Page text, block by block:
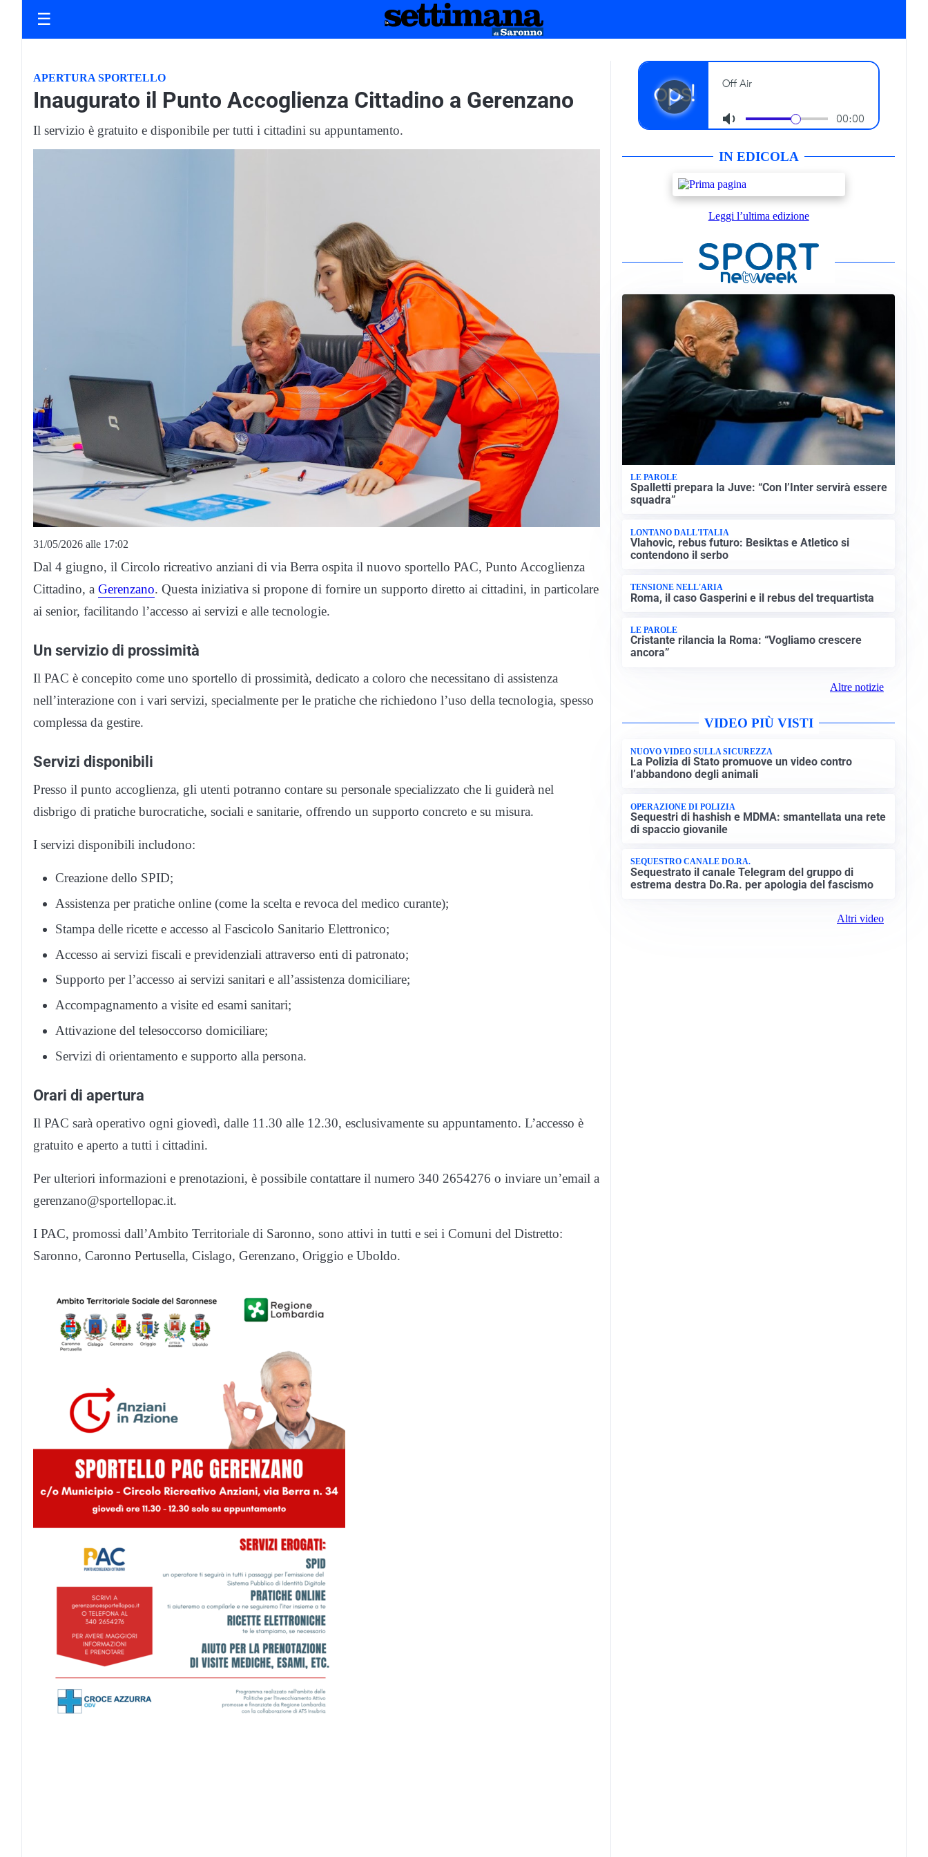
☰
APERTURA SPORTELLO
Inaugurato il Punto Accoglienza Cittadino a Gerenzano
Il servizio è gratuito e disponibile per tutti i cittadini su appuntamento.
31/05/2026 alle 17:02
Dal 4 giugno, il Circolo ricreativo anziani di via Berra ospita il nuovo sportello PAC, Punto Accoglienza
Cittadino, a Gerenzano. Questa iniziativa si propone di fornire un supporto diretto ai cittadini, in particolare
ai senior, facilitando l’accesso ai servizi e alle tecnologie.
Un servizio di prossimità
Il PAC è concepito come uno sportello di prossimità, dedicato a coloro che necessitano di assistenza
nell’interazione con i vari servizi, specialmente per le pratiche che richiedono l’uso della tecnologia, spesso
complessa da gestire.
Servizi disponibili
Presso il punto accoglienza, gli utenti potranno contare su personale specializzato che li guiderà nel
disbrigo di pratiche burocratiche, sociali e sanitarie, offrendo un supporto concreto e su misura.
I servizi disponibili includono:
Creazione dello SPID;
Assistenza per pratiche online (come la scelta e revoca del medico curante);
Stampa delle ricette e accesso al Fascicolo Sanitario Elettronico;
Accesso ai servizi fiscali e previdenziali attraverso enti di patronato;
Supporto per l’accesso ai servizi sanitari e all’assistenza domiciliare;
Accompagnamento a visite ed esami sanitari;
Attivazione del telesoccorso domiciliare;
Servizi di orientamento e supporto alla persona.
Orari di apertura
Il PAC sarà operativo ogni giovedì, dalle 11.30 alle 12.30, esclusivamente su appuntamento. L’accesso è
gratuito e aperto a tutti i cittadini.
Per ulteriori informazioni e prenotazioni, è possibile contattare il numero 340 2654276 o inviare un’email a
gerenzano@sportellopac.it.
I PAC, promossi dall’Ambito Territoriale di Saronno, sono attivi in tutti e sei i Comuni del Distretto:
Saronno, Caronno Pertusella, Cislago, Gerenzano, Origgio e Uboldo.
IN EDICOLA
Leggi l’ultima edizione
LE PAROLE
Spalletti prepara la Juve: “Con l’Inter servirà essere
squadra”
LONTANO DALL'ITALIA
Vlahovic, rebus futuro: Besiktas e Atletico si
contendono il serbo
TENSIONE NELL'ARIA
Roma, il caso Gasperini e il rebus del trequartista
LE PAROLE
Cristante rilancia la Roma: “Vogliamo crescere
ancora”
Altre notizie
VIDEO PIÙ VISTI
NUOVO VIDEO SULLA SICUREZZA
La Polizia di Stato promuove un video contro
l’abbandono degli animali
OPERAZIONE DI POLIZIA
Sequestri di hashish e MDMA: smantellata una rete
di spaccio giovanile
SEQUESTRO CANALE DO.RA.
Sequestrato il canale Telegram del gruppo di
estrema destra Do.Ra. per apologia del fascismo
Altri video